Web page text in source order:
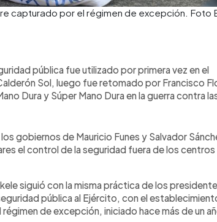
capturado por el régimen de excepción. Foto
pública fue utilizado por primera vez en el
Sol, luego fue retomado por Francisco
Dura y Súper Mano Dura en la guerra contra
gobiernos de Mauricio Funes y Salvador
el control de la seguridad fuera de los centros
siguió con la misma práctica de los
pública al Ejército, con el
de excepción, iniciado hace más de un